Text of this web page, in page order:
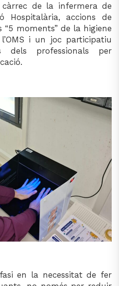
càrrec de la infermera de
Hospitalària, accions de
“5 moments” de la higiene
i un joc participatiu
dels professionals per
en la necessitat de fer